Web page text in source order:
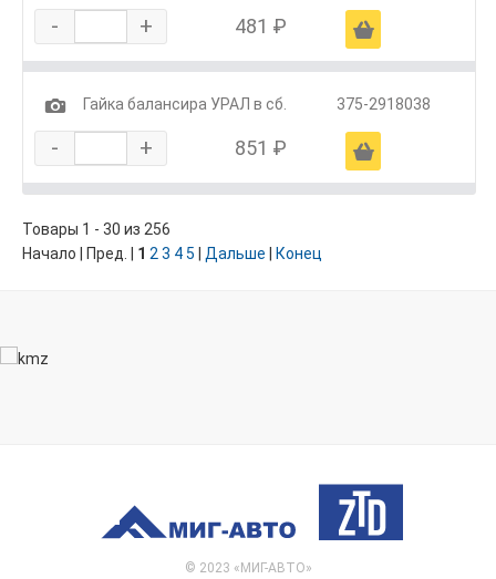
- + 481 ₽ Ä
1 Гайка балансира УРАЛ в сб. 375-2918038
- + 851 ₽ Ä
Товары 1 - 30 из 256
Начало | Пред. | 1 23 45 Дальше Конец
© 2023 «МИГ-АВТО»